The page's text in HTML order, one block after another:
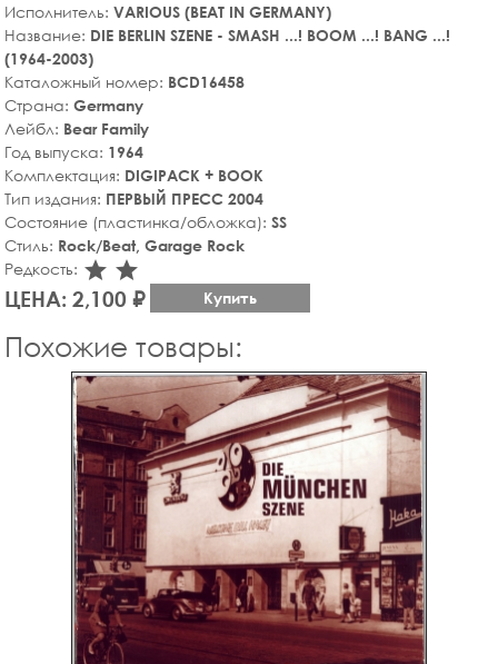
Исполнитель: VARIOUS (BEAT IN GERMANY)
Название: DIE BERLIN SZENE - SMASH ...! BOOM ...! BANG ...!
(1964-2003)
Каталожный номер: BCD16458
Страна: Germany
Лейбл: Bear Family
Год выпуска: 1964
Комплектация: DIGIPACK + BOOK
Тип издания: ПЕРВЫЙ ПРЕСС 2004
Состояние (пластинка/обложка): SS
Стиль: Rock/Beat, Garage Rock
Редкость: star_rate
star_rate
ЦЕНА: 2,100 ₽ Купить
Похожие товары: